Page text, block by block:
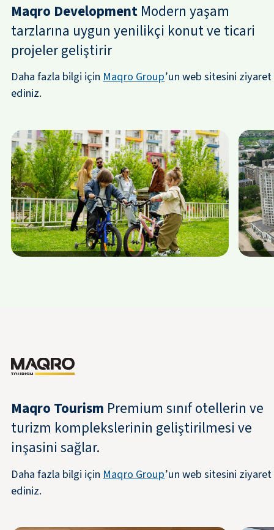
Maqro Development Modern yaşam
tarzlarına uygun yenilikçi konut ve ticari
projeler geliştirir
Daha fazla bilgi içinMaqro Group’un web sitesini ziyaret
ediniz.
Maqro Tourism Premium sınıf otellerin ve
turizm komplekslerinin geliştirilmesi ve
inşasini sağlar.
Daha fazla bilgi için Maqro Group’un web sitesini ziyaret
ediniz.